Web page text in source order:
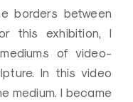
borders between
this exhibition, I
of video-
In this video
medium. I became